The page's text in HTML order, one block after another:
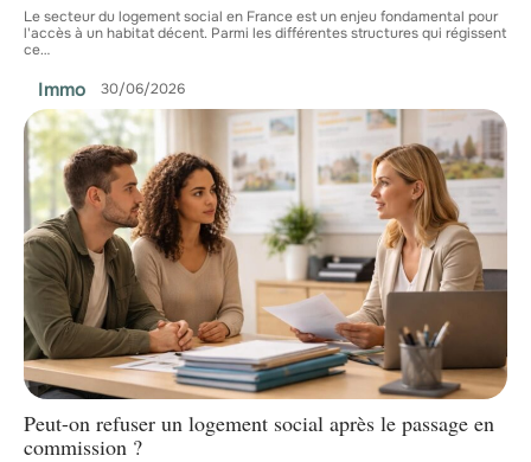
Le secteur du logement social en France est un enjeu fondamental pour
l'accès à un habitat décent. Parmi les différentes structures qui régissent
ce…
Immo 30/06/2026
Peut-on refuser un logement social après le passage en
commission ?